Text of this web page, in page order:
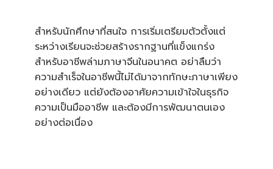
สำหรับนักศึกษาที่สนใจ การเริ่มเตรียมตัวตั้งแต่
ระหว่างเรียนจะช่วยสร้างรากฐานที่แข็งแกร่ง
สำหรับอาชีพล่ามภาษาจีนในอนาคต อย่าลืมว่า
ความสำเร็จในอาชีพนี้ไม่ได้มาจากทักษะภาษาเพียง
อย่างเดียว แต่ยังต้องอาศัยความเข้าใจในธุรกิจ
ความเป็นมืออาชีพ และต้องมีการพัฒนาตนเอง
อย่างต่อเนื่อง